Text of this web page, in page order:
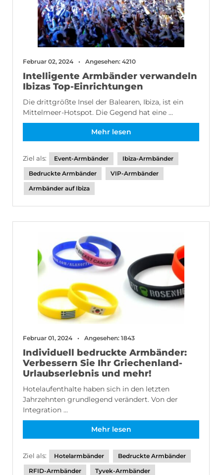
Februar 02, 2024 Angesehen: 4210
Intelligente Armbänder verwandeln
Ibizas Top-Einrichtungen
Die drittgrößte Insel der Balearen, Ibiza, ist ein
Mittelmeer-Hotspot. Die Gegend hat eine ...
Mehr lesen
Ziel als: Event-Armbänder
Ibiza-Armbänder
Bedruckte Armbänder
VIP-Armbänder
Armbänder auf Ibiza
Februar 01, 2024 Angesehen: 1843
Individuell bedruckte Armbänder:
Verbessern Sie Ihr Griechenland-
Urlaubserlebnis und mehr!
Hotelaufenthalte haben sich in den letzten
Jahrzehnten grundlegend verändert. Von der
Integration ...
Mehr lesen
Ziel als: Hotelarmbänder
Bedruckte Armbänder
RFID-Armbänder
Tyvek-Armbänder